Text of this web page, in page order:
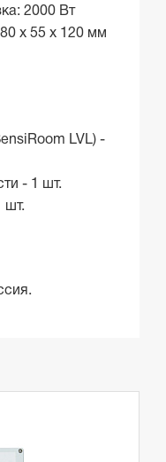
2000 Вт
х 55 х 120 мм
LVL) -
- 1 шт.
шт.